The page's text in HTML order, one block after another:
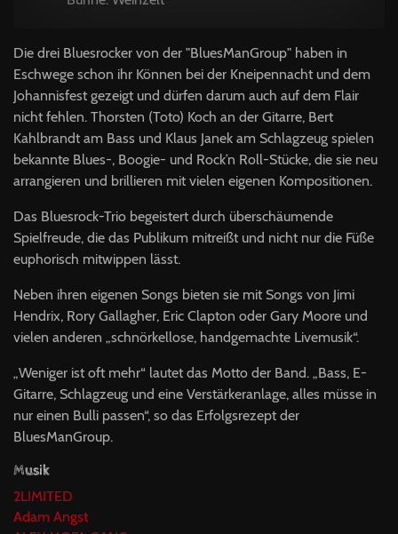
Die drei Bluesrocker von der "BluesManGroup" haben in
Eschwege schon ihr Können bei der Kneipennacht und dem
Johannisfest gezeigt und dürfen darum auch auf dem Flair
nicht fehlen. Thorsten (Toto) Koch an der Gitarre, Bert
Kahlbrandt am Bass und Klaus Janek am Schlagzeug spielen
bekannte Blues-, Boogie- und Rock’n Roll-Stücke, die sie neu
arrangieren und brillieren mit vielen eigenen Kompositionen.
Das Bluesrock-Trio begeistert durch überschäumende
Spielfreude, die das Publikum mitreißt und nicht nur die Füße
euphorisch mitwippen lässt.
Neben ihren eigenen Songs bieten sie mit Songs von Jimi
Hendrix, Rory Gallagher, Eric Clapton oder Gary Moore und
vielen anderen „schnörkellose, handgemachte Livemusik“.
„Weniger ist oft mehr“ lautet das Motto der Band. „Bass, E-
Gitarre, Schlagzeug und eine Verstärkeranlage, alles müsse in
nur einen Bulli passen“, so das Erfolgsrezept der
BluesManGroup.
Musik
2LIMITED
Adam Angst